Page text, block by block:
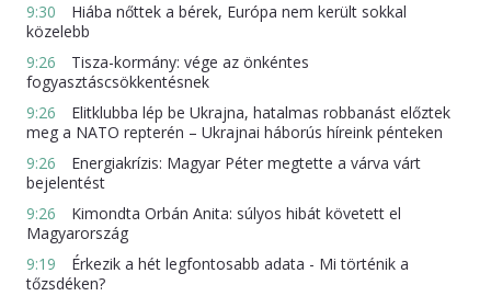
9:30
Hiába nőttek a bérek, Európa nem került sokkal
közelebb
9:26
Tisza-kormány: vége az önkéntes
fogyasztáscsökkentésnek
9:26
Elitklubba lép be Ukrajna, hatalmas robbanást előztek
meg a NATO repterén – Ukrajnai háborús híreink pénteken
9:26
Energiakrízis: Magyar Péter megtette a várva várt
bejelentést
9:26
Kimondta Orbán Anita: súlyos hibát követett el
Magyarország
9:19
Érkezik a hét legfontosabb adata - Mi történik a
tőzsdéken?